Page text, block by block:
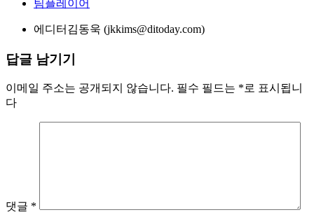
팀플레이어
에디터 김동욱 (jkkims@ditoday.com)
답글 남기기
이메일 주소는 공개되지 않습니다. 필수 필드는 *로 표시됩니
다
댓글 *